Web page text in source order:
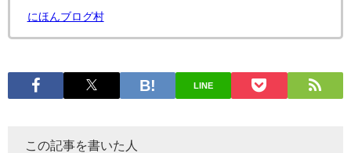
にほんブログ村
LINE
この記事を書いた人